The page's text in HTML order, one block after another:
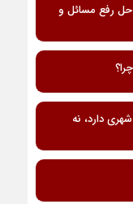
حل رفع مسائل و
دارد، نه